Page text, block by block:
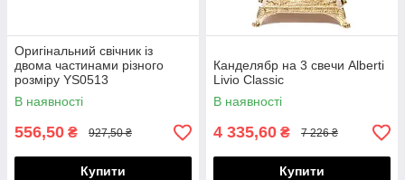
Оригінальний свічник із
двома частинами різного
розміру YS0513
В наявності
556,50 ₴ 927,50 ₴
Купити
Канделябр на 3 свечи Alberti
Livio Classic
В наявності
4 335,60 ₴ 7 226 ₴
Купити